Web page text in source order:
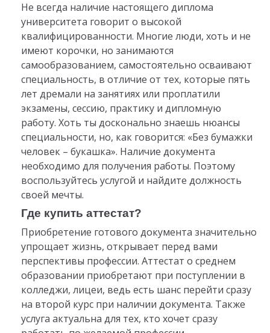
Не всегда наличие настоящего диплома
университета говорит о высокой
квалифицированности. Многие люди, хоть и не
имеют корочки, но занимаются
самообразованием, самостоятельно осваивают
специальность, в отличие от тех, которые пять
лет дремали на занятиях или проплатили
экзамены, сессию, практику и дипломную
работу. Хоть ты досконально знаешь нюансы
специальности, но, как говорится: «Без бумажки
человек – букашка». Наличие документа
необходимо для получения работы. Поэтому
воспользуйтесь услугой и найдите должность
своей мечты.
Где купить аттестат?
Приобретение готового документа значительно
упрощает жизнь, открывает перед вами
перспективы профессии. Аттестат о среднем
образовании приобретают при поступлении в
колледжи, лицеи, ведь есть шанс перейти сразу
на второй курс при наличии документа. Также
услуга актуальна для тех, кто хочет сразу